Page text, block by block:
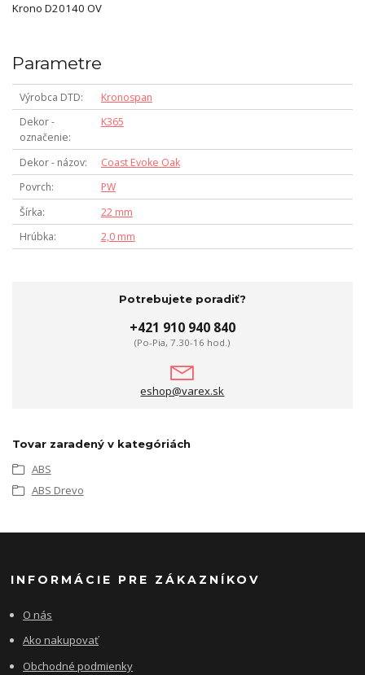
Krono D20140 OV
Parametre
Výrobca DTD
Kronospan
Dekor -
označenie
K365
Dekor - názov
Coast Evoke Oak
Povrch
PW
Šírka
22 mm
Hrúbka
2,0 mm
Potrebujete poradiť?
+421 910 940 840
(Po-Pia, 7.30-16 hod.)
eshop@varex.sk
Tovar zaradený v kategóriách
ABS
ABS Drevo
INFORMÁCIE PRE ZÁKAZNÍKOV
O nás
Ako nakupovať
Obchodné podmienky